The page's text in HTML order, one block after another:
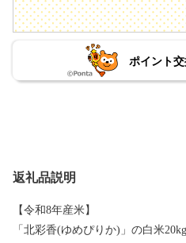
ポイント
返礼品説明
【令和8年産米】
「北彩香(ゆめぴりか)」の白米